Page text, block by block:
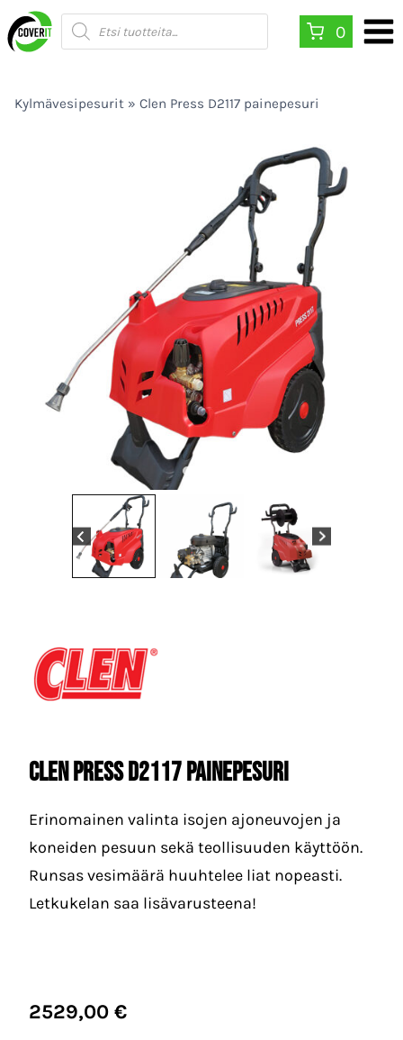
Siirry
sisältöön
Products
search
0
Kylmävesipesurit » Clen Press D2117 painepesuri
Clen Press D2117 painepesuri
Erinomainen valinta isojen ajoneuvojen ja
koneiden pesuun sekä teollisuuden käyttöön.
Runsas vesimäärä huuhtelee liat nopeasti.
Letkukelan saa lisävarusteena!
2529,00 €